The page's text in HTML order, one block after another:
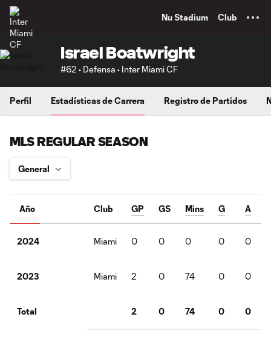
Nu Stadium Club
Israel Boatwright
#62 • Defensa • Inter Miami CF
Perfil Estadísticas de Carrera Registro de Partidos
MLS REGULAR SEASON
Año Club GP GS Mins G A
2024 Miami 0 0 0 0 0
2023 Miami 2 0 74 0 0
Total 2 0 74 0 0